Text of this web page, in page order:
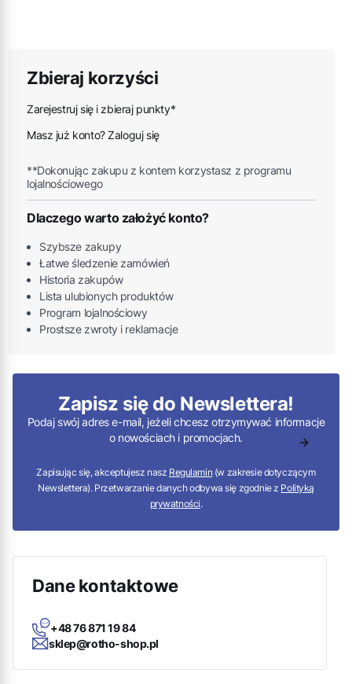
Zbieraj korzyści
Zarejestruj się i zbieraj punkty*
Masz już konto? Zaloguj się
**Dokonując zakupu z kontem korzystasz z programu
lojalnościowego
Dlaczego warto założyć konto?
Szybsze zakupy
Łatwe śledzenie zamówień
Historia zakupów
Lista ulubionych produktów
Program lojalnościowy
Prostsze zwroty i reklamacje
Zapisz się do Newslettera!
Podaj swój adres e-mail, jeżeli chcesz otrzymywać informacje
o nowościach i promocjach.
Zapisując się, akceptujesz nasz Regulamin (w zakresie dotyczącym
Newslettera). Przetwarzanie danych odbywa się zgodnie z Polityką
prywatności.
Dane kontaktowe
+48 76 871 19 84
sklep@rotho-shop.pl